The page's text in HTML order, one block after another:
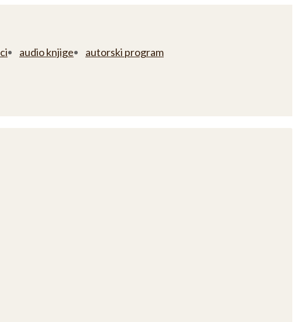
audio knjige autorski program